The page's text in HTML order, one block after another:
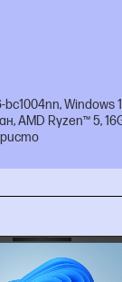
Windows
AMD Ryzen™ 5,